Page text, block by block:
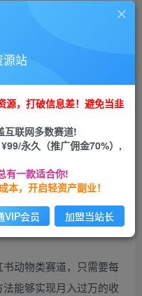
金币99
陆后购买，可保存购买订单
动物类赛道，只需要每
能够实现月入过万的收
站
源，打破信息差！避免当韭
互联网多数赛道!
永久（推广佣金70%）,
有一款适合你!
本，开启轻资产副业！
VIP会员 加盟当站长